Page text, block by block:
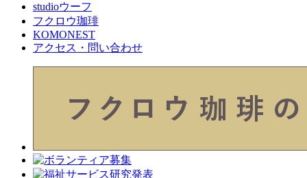
studioウーフ
フクロウ珈琲
KOMONEST
アクセス・問い合わせ